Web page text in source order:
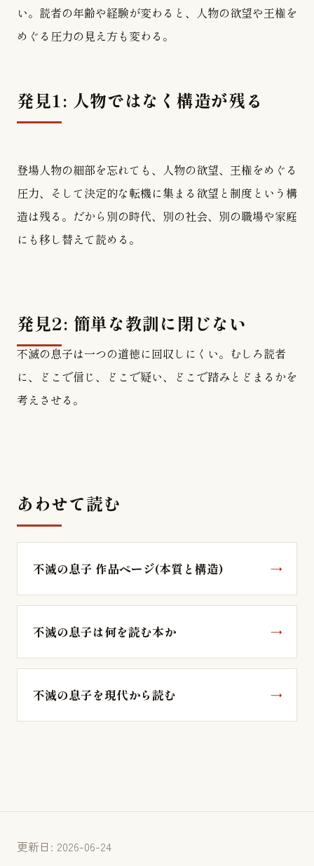
い。読者の年齢や経験が変わると、人物の欲望や王権を
めぐる圧力の見え方も変わる。
発見1: 人物ではなく構造が残る
登場人物の細部を忘れても、人物の欲望、王権をめぐる
圧力、そして決定的な転機に集まる欲望と制度という構
造は残る。だから別の時代、別の社会、別の職場や家庭
にも移し替えて読める。
発見2: 簡単な教訓に閉じない
不滅の息子は一つの道徳に回収しにくい。むしろ読者
に、どこで信じ、どこで疑い、どこで踏みとどまるかを
考えさせる。
あわせて読む
不滅の息子 作品ページ(本質と構造)
不滅の息子は何を読む本か
不滅の息子を現代から読む
更新日: 2026-06-24